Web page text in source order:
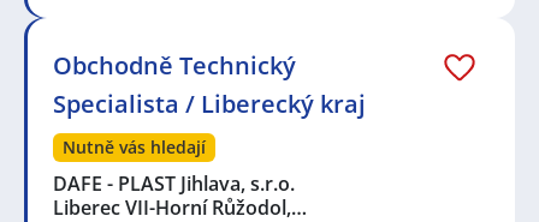
Obchodně Technický
Specialista / Liberecký kraj
Nutně vás hledají
DAFE - PLAST Jihlava, s.r.o.
Liberec VII-Horní Růžodol,…